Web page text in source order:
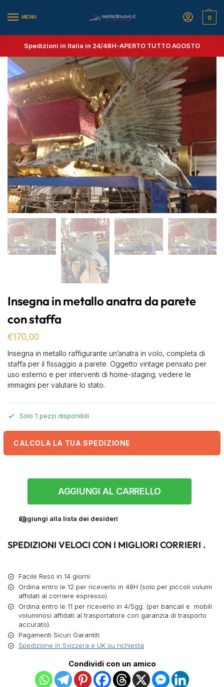
MENU 0
Spedizioni in Italia in 24/48H-APERTO TUTTO AGOSTO
Insegna in metallo anatra da parete
con staffa
€170,00
Insegna in metallo raffigurante un’anatra in volo, completa di
staffa per il fissaggio a parete. Oggetto vintage pensato per
uso esterno e per interventi di home-staging; vedere le
immagini per valutare lo stato.
Solo 1 pezzi disponibili
CALCOLA LA TUA SPEDIZIONE
AGGIUNGI AL CARRELLO
aggiungi alla lista dei desideri
SPEDIZIONI VELOCI CON I MIGLIORI CORRIERI .
Facile Reso in 14 giorni
Ordina entro le 12 per riceverlo in 48H (solo per piccoli volumi
affidati al corriere espresso)
Ordina entro le 11 per riceverlo in 4/5gg. (per bancali e mobili
voluminosi affidati al trasportatore con garanzia di trasporto
accurato).
Pagamenti Sicuri Garantiti
Spedizione in Svizzera e UK su richiesta
Condividi con un amico